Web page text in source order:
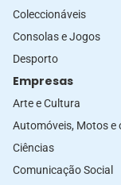
Coleccionáveis
Consolas e Jogos
Desporto
Empresas
Arte e Cultura
Automóveis, Motos e
Ciências
Comunicação Social